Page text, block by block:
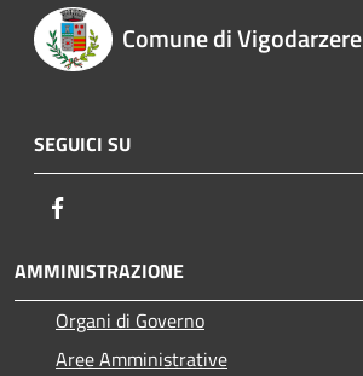
Comune di Vigodarzere
SEGUICI SU
AMMINISTRAZIONE
Organi di Governo
Aree Amministrative